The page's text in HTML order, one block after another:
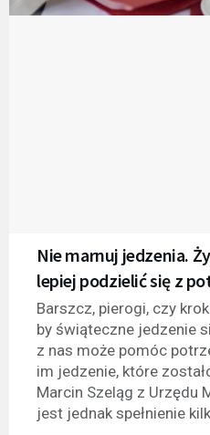
Nie marnuj jedzenia.
lepiej podzielić się z
Barszcz, pierogi, czy
by świąteczne jedzenie
z nas może pomóc
im jedzenie, które
Marcin Szeląg z Urzędu
jest jednak spełnienie